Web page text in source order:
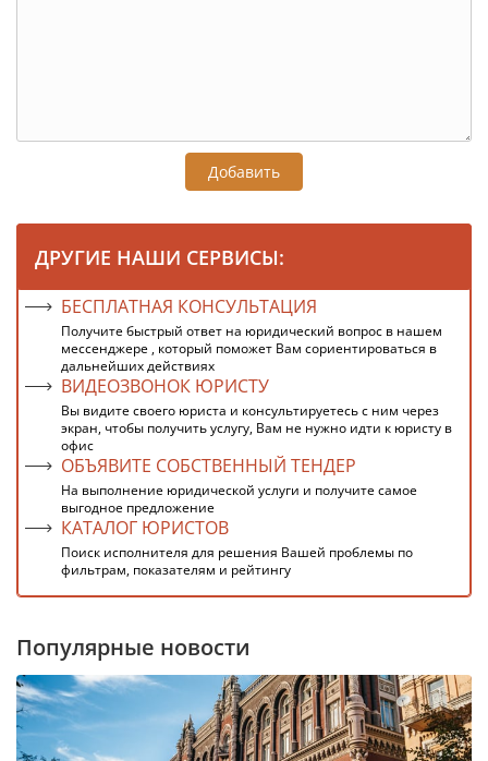
Добавить
ДРУГИЕ НАШИ СЕРВИСЫ:
БЕСПЛАТНАЯ КОНСУЛЬТАЦИЯ
Получите быстрый ответ на юридический вопрос в нашем
мессенджере , который поможет Вам сориентироваться в
дальнейших действиях
ВИДЕОЗВОНОК ЮРИСТУ
Вы видите своего юриста и консультируетесь с ним через
экран, чтобы получить услугу, Вам не нужно идти к юристу в
офис
ОБЪЯВИТЕ СОБСТВЕННЫЙ ТЕНДЕР
На выполнение юридической услуги и получите самое
выгодное предложение
КАТАЛОГ ЮРИСТОВ
Поиск исполнителя для решения Вашей проблемы по
фильтрам, показателям и рейтингу
Популярные новости